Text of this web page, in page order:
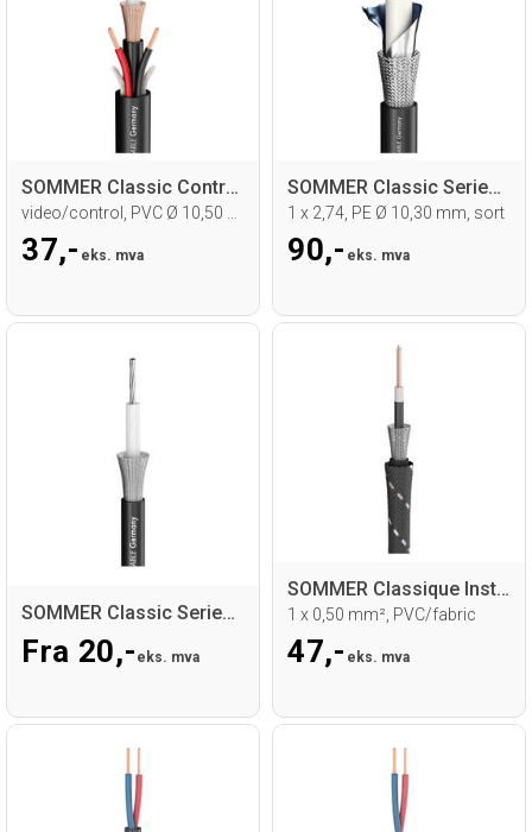
SOMMER Classic Control Videokabel
video/control, PVC Ø 10,50 mm, sort
37,- eks. mva
SOMMER Classic Series MKII LL Videokabel
1 x 2,74, PE Ø 10,30 mm, sort
90,- eks. mva
SOMMER Classic Series MKII Videokabel
Fra 20,- eks. mva
SOMMER Classique Instrumentkabel
1 x 0,50 mm², PVC/fabric
47,- eks. mva